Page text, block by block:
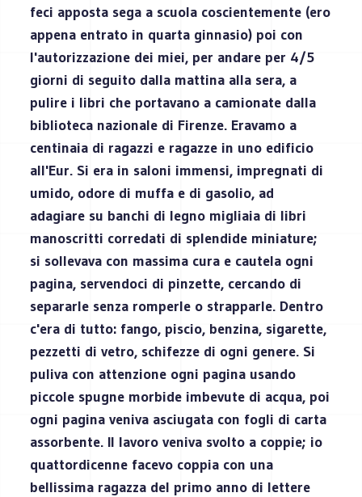
feci apposta sega a scuola coscientemente (ero
appena entrato in quarta ginnasio) poi con
l'autorizzazione dei miei, per andare per 4/5
giorni di seguito dalla mattina alla sera, a
pulire i libri che portavano a camionate dalla
biblioteca nazionale di Firenze. Eravamo a
centinaia di ragazzi e ragazze in uno edificio
all'Eur. Si era in saloni immensi, impregnati di
umido, odore di muffa e di gasolio, ad
adagiare su banchi di legno migliaia di libri
manoscritti corredati di splendide miniature;
si sollevava con massima cura e cautela ogni
pagina, servendoci di pinzette, cercando di
separarle senza romperle o strapparle. Dentro
c'era di tutto: fango, piscio, benzina, sigarette,
pezzetti di vetro, schifezze di ogni genere. Si
puliva con attenzione ogni pagina usando
piccole spugne morbide imbevute di acqua, poi
ogni pagina veniva asciugata con fogli di carta
assorbente. Il lavoro veniva svolto a coppie; io
quattordicenne facevo coppia con una
bellissima ragazza del primo anno di lettere